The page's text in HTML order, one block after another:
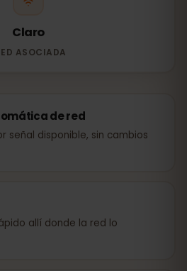
Claro
ASOCIADA
de red
señal disponible, sin cambios
allí donde la red lo